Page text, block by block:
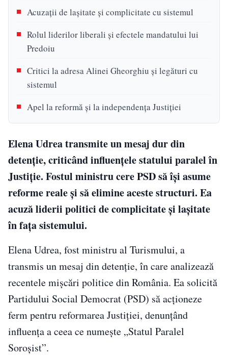
Acuzații de lașitate și complicitate cu sistemul
Rolul liderilor liberali și efectele mandatului lui
Predoiu
Critici la adresa Alinei Gheorghiu și legături cu
sistemul
Apel la reformă și la independența Justiției
Elena Udrea transmite un mesaj dur din
detenție, criticând influențele statului paralel în
Justiție. Fostul ministru cere PSD să își asume
reforme reale și să elimine aceste structuri. Ea
acuză liderii politici de complicitate și lașitate
în fața sistemului.
Elena Udrea, fost ministru al Turismului, a
transmis un mesaj din detenție, în care analizează
recentele mișcări politice din România. Ea solicită
Partidului Social Democrat (PSD) să acționeze
ferm pentru reformarea Justiției, denunțând
influența a ceea ce numește „Statul Paralel
Soroșist”.